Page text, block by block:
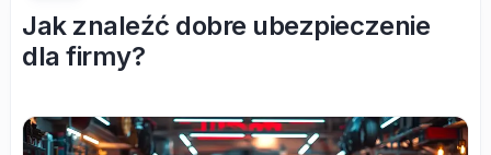
Jak znaleźć dobre ubezpieczenie
dla firmy?